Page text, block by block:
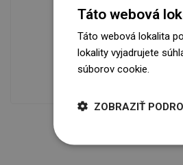
Naše výrobky na vás
modernom sklade.Vždy
prepravu!
Táto webová
Táto webová lokalita
lokality vyjadrujete
súborov cookie.
ZOBRAZIŤ